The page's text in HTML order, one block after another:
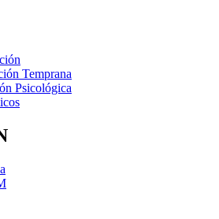
Temprana
Psicológica